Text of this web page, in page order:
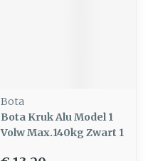
Bota
Bota Kruk Alu Model 1
Volw Max.140kg Zwart 1